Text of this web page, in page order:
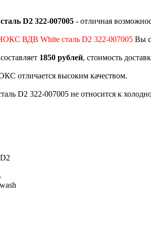
D2 322-007005 - отличная
ВДВ White сталь D2 322-007005 Вы
1850 рублей, стоимость
отличается высоким качеством.
D2 322-007005 не относится к